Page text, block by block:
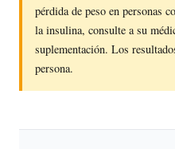
pérdida de peso en personas
la insulina, consulte a su
suplementación. Los
persona.